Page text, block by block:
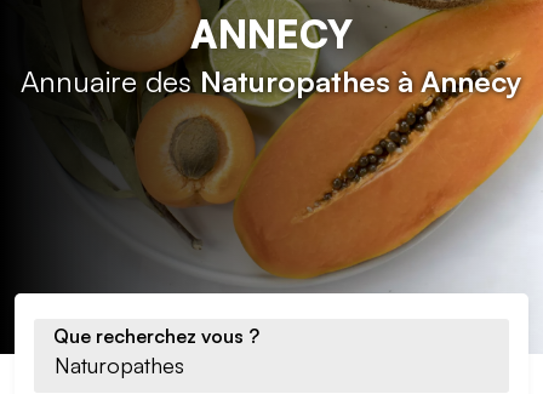
ANNECY
Annuaire des Naturopathes à Annecy
Que recherchez vous ?